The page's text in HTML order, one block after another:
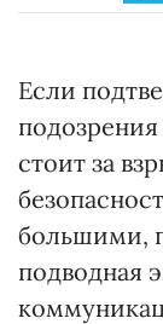
Если
стоит за
большими,
подводная